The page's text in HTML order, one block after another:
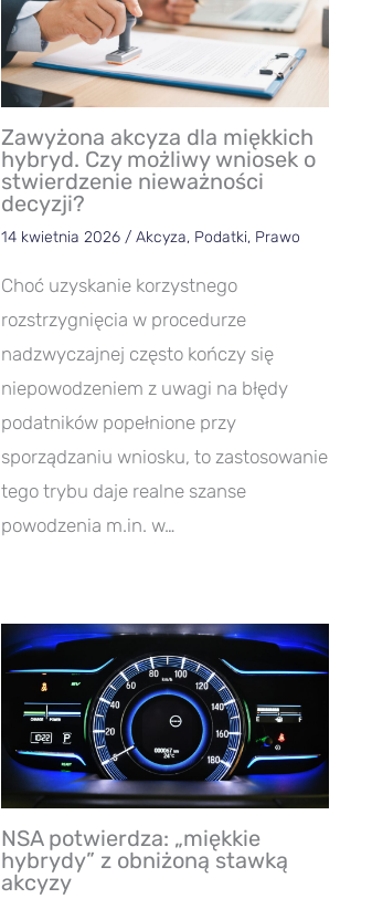
Zawyżona akcyza dla miękkich
hybryd. Czy możliwy wniosek o
stwierdzenie nieważności
decyzji?
14 kwietnia 2026 / Akcyza, Podatki, Prawo
Choć uzyskanie korzystnego
rozstrzygnięcia w procedurze
nadzwyczajnej często kończy się
niepowodzeniem z uwagi na błędy
podatników popełnione przy
sporządzaniu wniosku, to zastosowanie
tego trybu daje realne szanse
powodzenia m.in. w…
NSA potwierdza: „miękkie
hybrydy” z obniżoną stawką
akcyzy